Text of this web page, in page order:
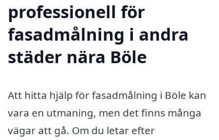
professionell för
fasadmålning i andra
städer nära Böle
Att hitta hjälp för fasadmålning i Böle kan
vara en utmaning, men det finns många
vägar att gå. Om du letar efter